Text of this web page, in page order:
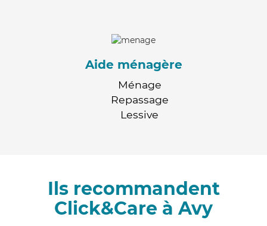
Aide ménagère
Ménage
Repassage
Lessive
Ils recommandent
Click&Care à Avy